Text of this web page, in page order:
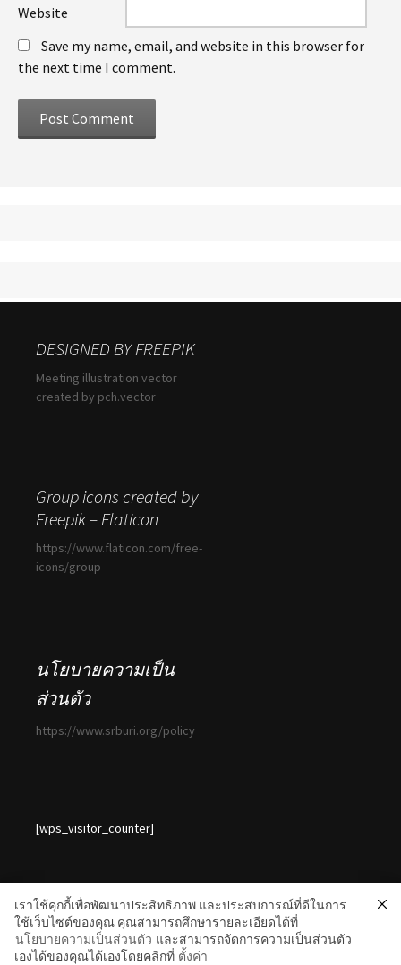
Website
Save my name, email, and website in this browser for
the next time I comment.
DESIGNED BY FREEPIK
Meeting illustration vector
created by pch.vector
Group icons created by
Freepik – Flaticon
https://www.flaticon.com/free-
icons/group
นโยบายความเป็น
ส่วนตัว
https://www.srburi.org/policy
[wps_visitor_counter]
นโยบายความเป็นส่วนตัวของข้อมูล (Privacy Policy)
เราใช้คุกกี้เพื่อพัฒนาประสิทธิภาพ และประสบการณ์ที่ดีในการ
ใช้เว็บไซต์ของคุณ คุณสามารถศึกษารายละเอียดได้ที่
นโยบายความเป็นส่วนตัว และสามารถจัดการความเป็นส่วนตัว
เองได้ของคุณได้เองโดยคลิกที่ ตั้งค่า